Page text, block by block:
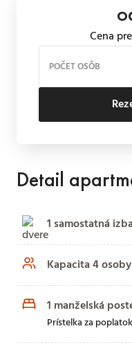
Detail
1 samostatná
Kapacita 4 osoby
1 manželská
Prístelka za
Cena pre
POČET OSÔB